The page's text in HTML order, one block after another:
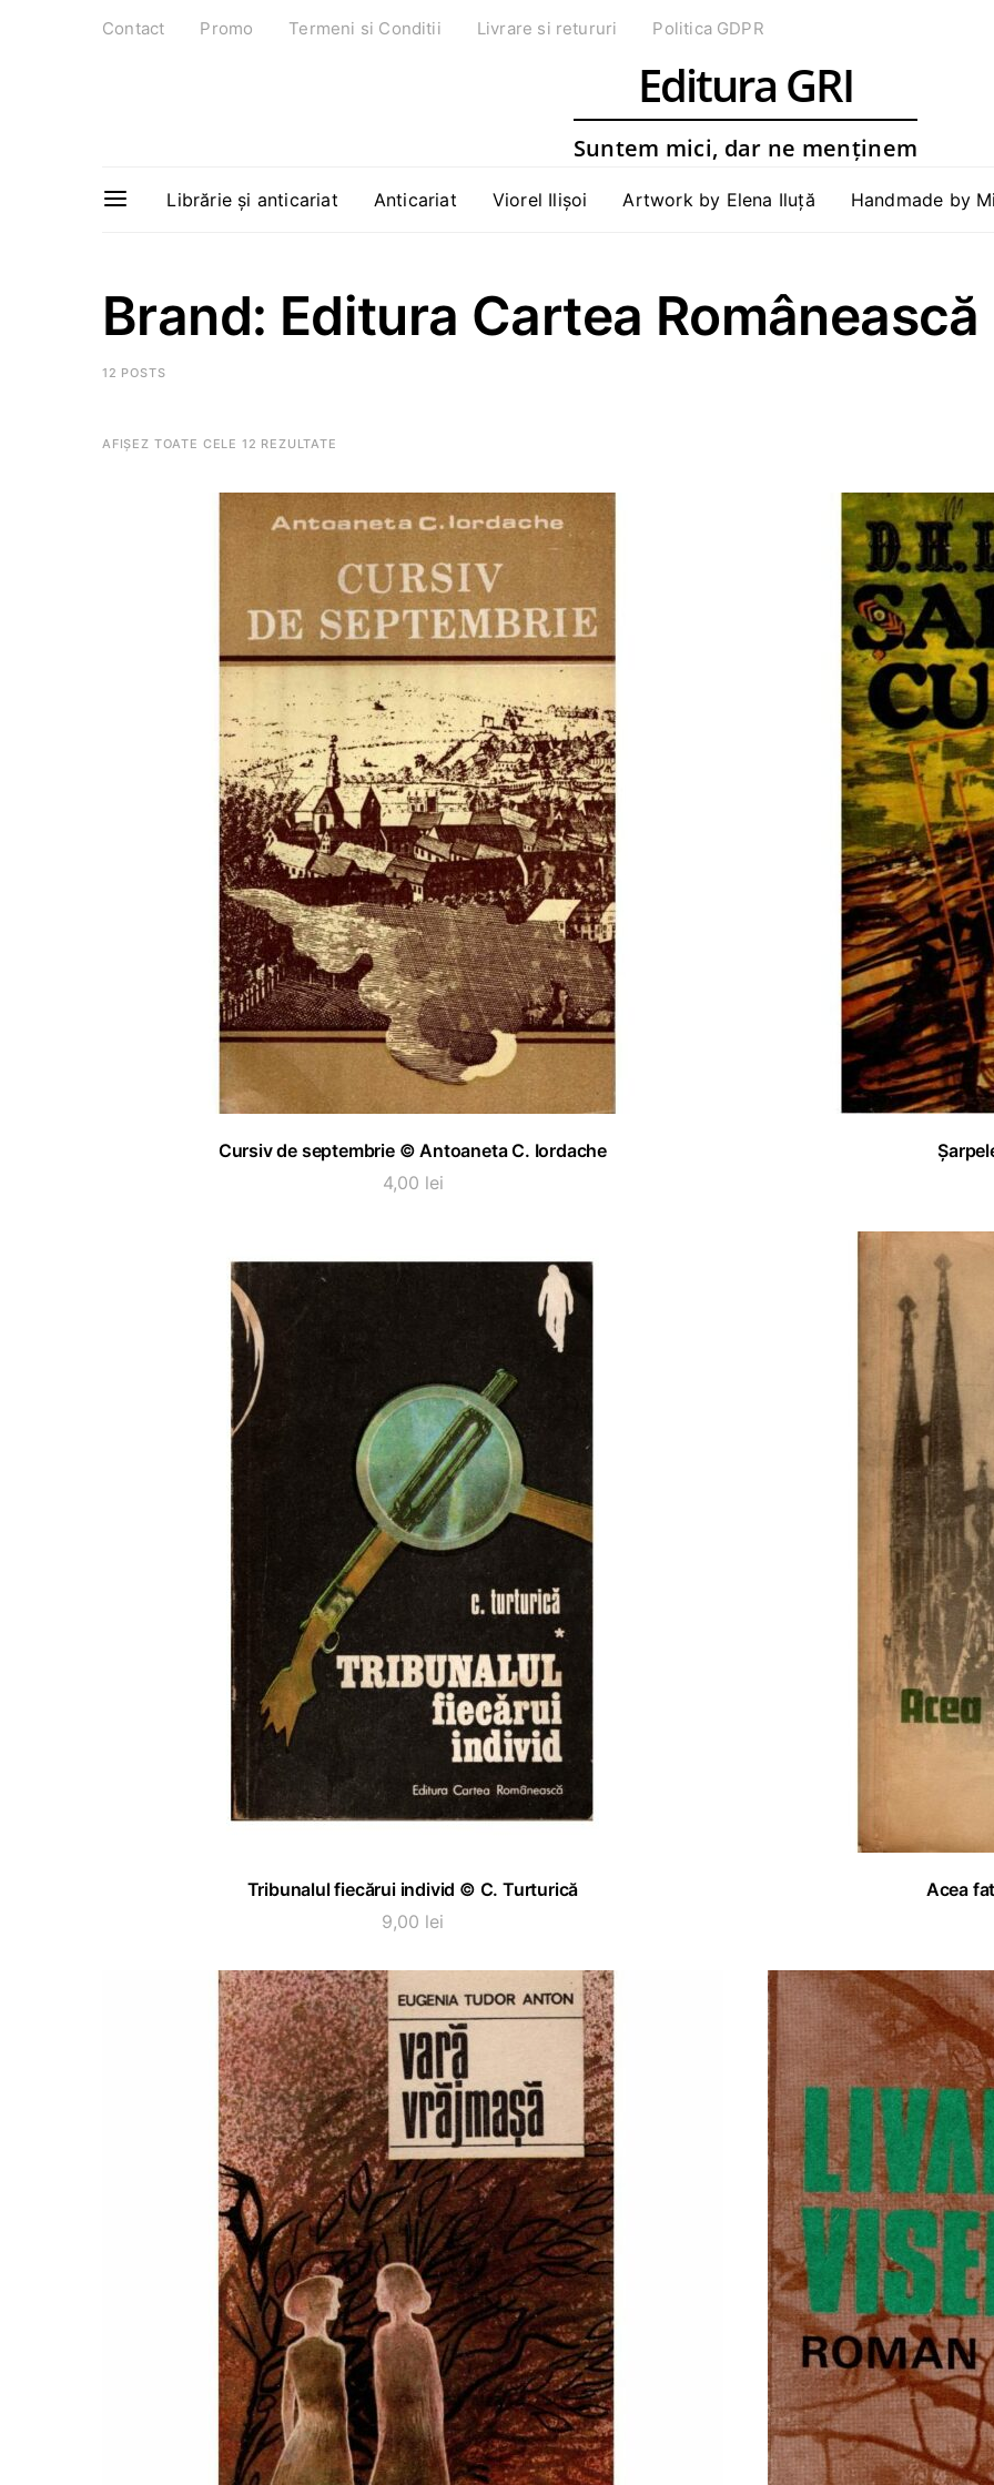
Contact Promo Termeni si Conditii Livrare si retururi Politica GDPR
Editura GRI
Suntem mici, dar ne menținem
Librărie și anticariat Anticariat Viorel Ilișoi Artwork by Elena Iluță Handmade by
Brand: Editura Cartea Românească
12 POSTS
AFIȘEZ TOATE CELE 12 REZULTATE
ADAUGĂ ÎN COȘ
Cursiv de septembrie © Antoaneta C. Iordache
4,00 lei
ADAUGĂ ÎN COȘ
Tribunalul fiecărui individ © C. Turturică
9,00 lei
Acea